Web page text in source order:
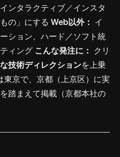
ンタラクティブ／インスタ
の」にする Web以外：
イ
ション、ハード／ソフト統
ィング こんな発注に：
クリ
技術ディレクションを上乗
東京で、京都（上京区）に実
踏まえて掲載（京都本社の